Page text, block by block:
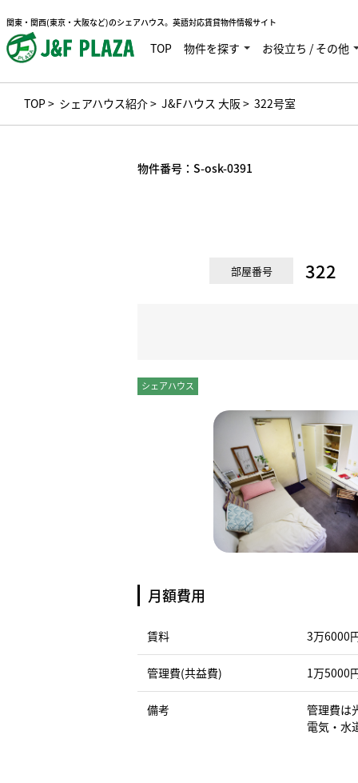
関東・関西(東京・大阪など)のシェアハウス。英語対応賃貸物件情報サイト
TOP 物件を探す お役立ち / その他
TOP> シェアハウス紹介> J&Fハウス 大阪> 322号室
物件番号： S-osk-0391
部屋番号 322
シェアハウス
月額費用
賃料 3万6000
管理費(共益費) 1万5000
備考
管理費は
電気・水